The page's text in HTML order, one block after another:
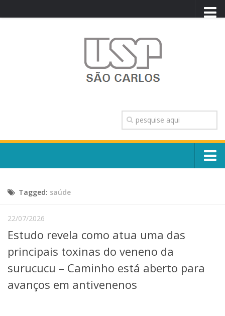
TRANSPARÊNCIA
OUVIDORIA
CONTATO
Escola, Institutos e Órgãos
Núcleos e Comissões
Telefones e Mapas
Pessoas
Graduação
Pós-Graduação
Tagged: saúde
22/07/2026
Estudo revela como atua uma das
principais toxinas do veneno da
surucucu – Caminho está aberto para
avanços em antivenenos